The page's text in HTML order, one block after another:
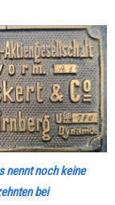
nennt noch keine
bei